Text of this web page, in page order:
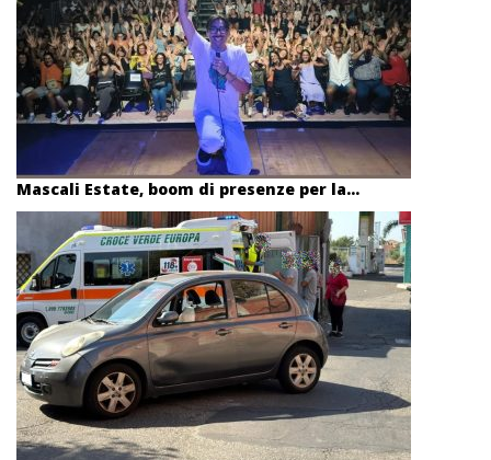
Mascali Estate, boom di presenze per la...